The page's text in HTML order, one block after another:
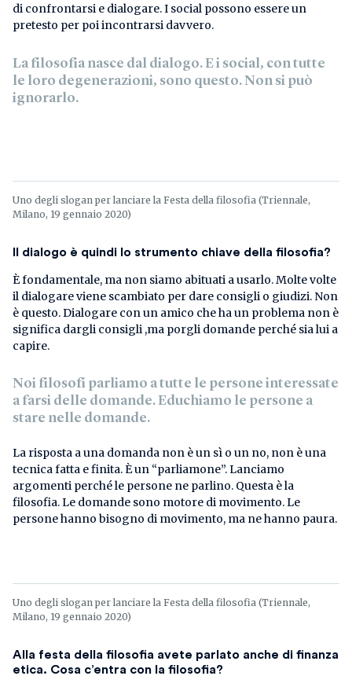
di confrontarsi e dialogare. I social possono essere un
pretesto per poi incontrarsi davvero.
La filosofia nasce dal dialogo. E i social, con tutte
le loro degenerazioni, sono questo. Non si può
ignorarlo.
Uno degli slogan per lanciare la Festa della filosofia (Triennale,
Milano, 19 gennaio 2020)
Il dialogo è quindi lo strumento chiave della filosofia?
È fondamentale, ma non siamo abituati a usarlo. Molte volte
il dialogare viene scambiato per dare consigli o giudizi. Non
è questo. Dialogare con un amico che ha un problema non è
significa dargli consigli ,ma porgli domande perché sia lui a
capire.
Noi filosofi parliamo a tutte le persone interessate
a farsi delle domande. Educhiamo le persone a
stare nelle domande.
La risposta a una domanda non è un sì o un no, non è una
tecnica fatta e finita. È un “parliamone”. Lanciamo
argomenti perché le persone ne parlino. Questa è la
filosofia. Le domande sono motore di movimento. Le
persone hanno bisogno di movimento, ma ne hanno paura.
Uno degli slogan per lanciare la Festa della filosofia (Triennale,
Milano, 19 gennaio 2020)
Alla festa della filosofia avete parlato anche di finanza
etica. Cosa c’entra con la filosofia?